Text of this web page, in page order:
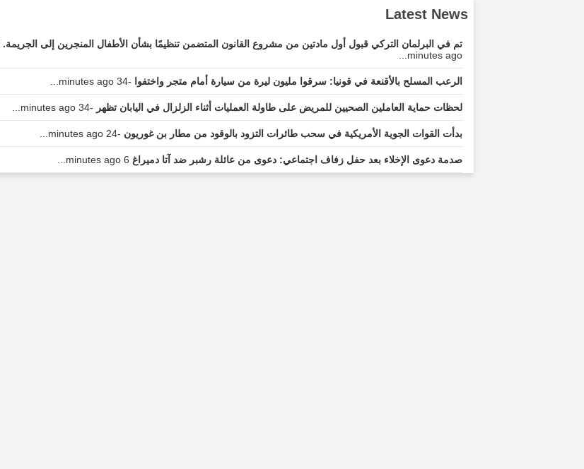
Latest News
تم في البرلمان التركي قبول أول مادتين من مشروع القانون المتضمن تنظيمًا بشأن الأطفال المنجرين إلى الجريمة.
minutes ago...
الرعب المسلح بالأقنعة في قونيا: سرقوا مليون ليرة من سيارة أمام متجر واختفوا -34 minutes ago...
لحظات حماية العاملين الصحيين للمريض على طاولة العمليات أثناء الزلزال في اليابان تظهر -34 minutes ago...
بدأت القوات الجوية الأمريكية في سحب طائرات التزود بالوقود من مطار بن غوريون -24 minutes ago...
صدمة دعوى الإخلاء بعد حفل زفاف اجتماعي: دعوى من عائلة رشبر ضد آتا دميراغ 6 minutes ago...